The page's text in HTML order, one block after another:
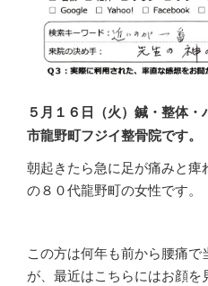
５月１６ 日（火）鍼・整体・
市龍野町フジイ整骨院です。
朝起きたら急に足が痛みと痺
の８０代龍野町の女性です。
この方は何年も前から腰痛
が、最近はこちらにはお顔